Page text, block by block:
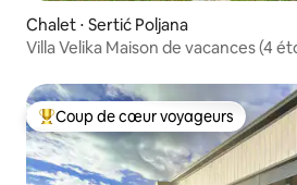
Chalet ⋅ Sertić Poljana
Villa Velika Maison de vacances (4
Coups de cœur voyageurs les plus
Coup de cœur voyageurs